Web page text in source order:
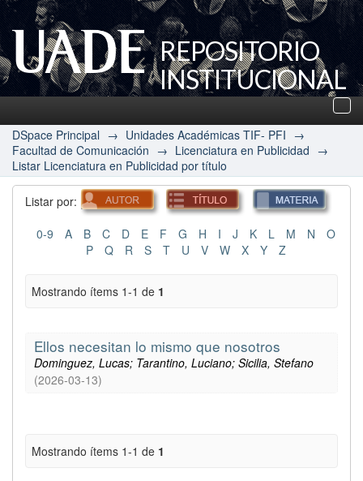
REPOSITORIO
INSTITUCIONAL
UADE
DSpace Principal → Unidades Académicas TIF- PFI →
Facultad de Comunicación → Licenciatura en Publicidad →
Listar Licenciatura en Publicidad por título
Listar por:
0-9 A B C D E F G H I J K L M N
O
P
Q R S T U V W X Y Z
Mostrando ítems 1-1 de 1
Ellos necesitan lo mismo que nosotros
Dominguez, Lucas; Tarantino, Luciano; Sicilia, Stefano
(2026-03-13)
Mostrando ítems 1-1 de 1